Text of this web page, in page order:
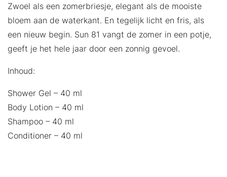
Zwoel als een zomerbriesje, elegant als de mooiste
bloem aan de waterkant. En tegelijk licht en fris, als
een nieuw begin. Sun 81 vangt de zomer in een potje,
geeft je het hele jaar door een zonnig gevoel.
Inhoud:
Shower Gel – 40 ml
Body Lotion – 40 ml
Shampoo – 40 ml
Conditioner – 40 ml